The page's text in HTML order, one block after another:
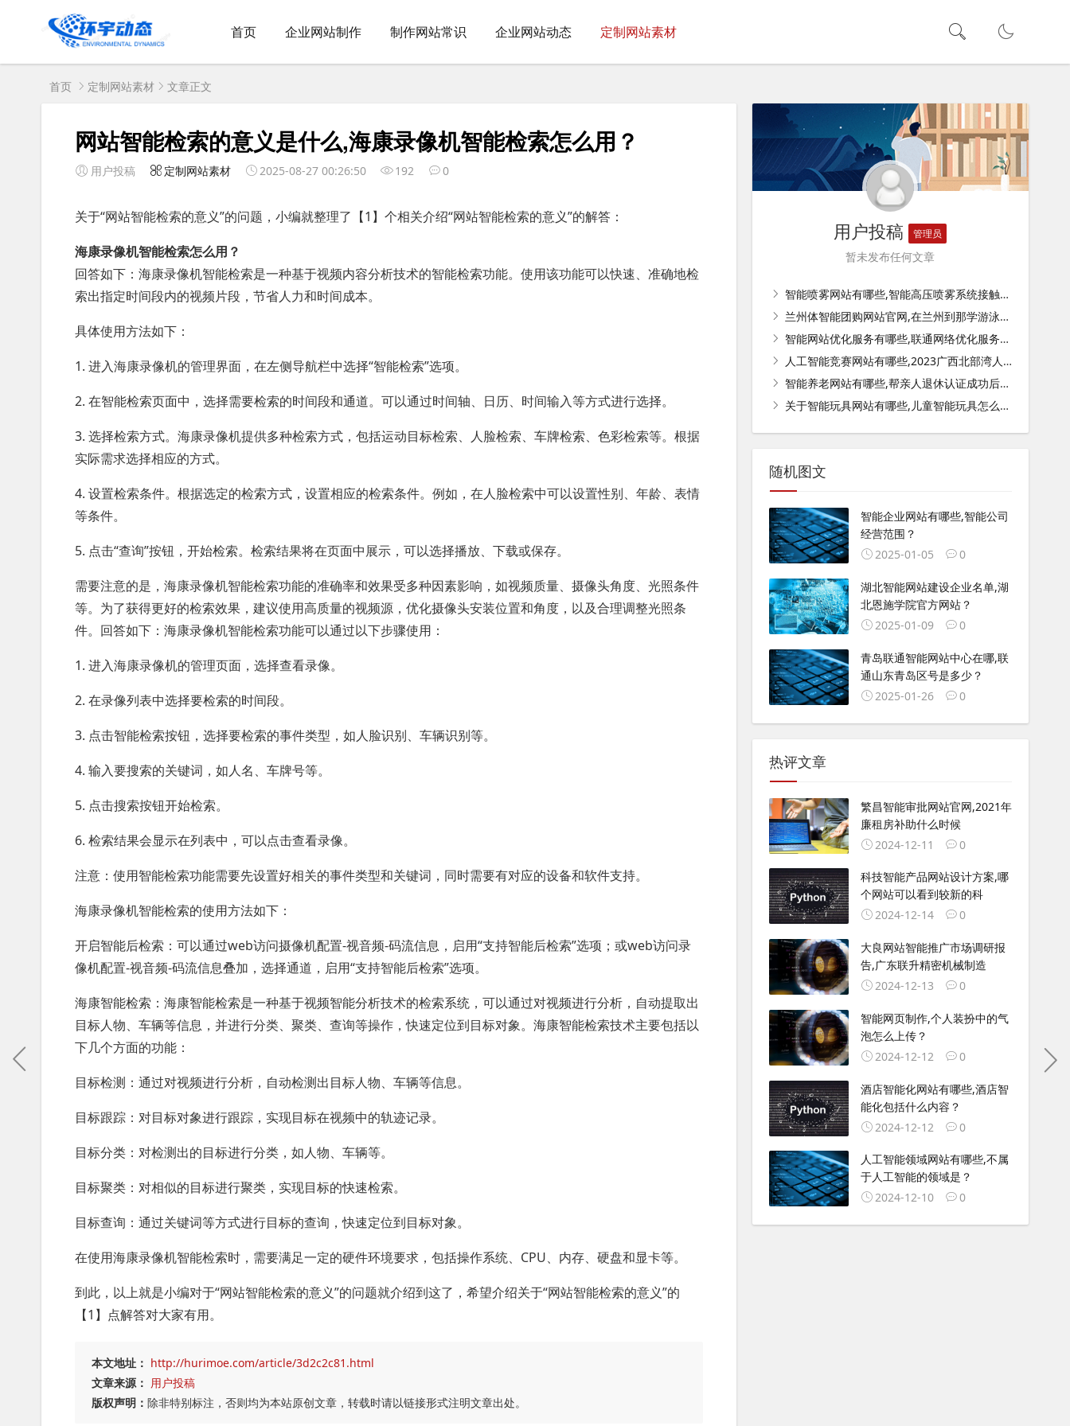
首页 企业网站制作 制作网站常识 企业网站动态 定制网站素材
首页 定制网站素材 文章正文
网站智能检索的意义是什么,海康录像机智能检索怎么用？
用户投稿 定制网站素材 2025-08-27 00:26:50 192 0
关于“网站智能检索的意义”的问题，小编就整理了【1】个相关介绍“网站智能检索的意义”的解答：
海康录像机智能检索怎么用？
回答如下：海康录像机智能检索是一种基于视频内容分析技术的智能检索功能。使用该功能可以快速、准确地检
索出指定时间段内的视频片段，节省人力和时间成本。
具体使用方法如下：
1. 进入海康录像机的管理界面，在左侧导航栏中选择“智能检索”选项。
2. 在智能检索页面中，选择需要检索的时间段和通道。可以通过时间轴、日历、时间输入等方式进行选择。
3. 选择检索方式。海康录像机提供多种检索方式，包括运动目标检索、人脸检索、车牌检索、色彩检索等。根据
实际需求选择相应的方式。
4. 设置检索条件。根据选定的检索方式，设置相应的检索条件。例如，在人脸检索中可以设置性别、年龄、表情
等条件。
5. 点击“查询”按钮，开始检索。检索结果将在页面中展示，可以选择播放、下载或保存。
需要注意的是，海康录像机智能检索功能的准确率和效果受多种因素影响，如视频质量、摄像头角度、光照条件
等。为了获得更好的检索效果，建议使用高质量的视频源，优化摄像头安装位置和角度，以及合理调整光照条
件。回答如下：海康录像机智能检索功能可以通过以下步骤使用：
1. 进入海康录像机的管理页面，选择查看录像。
2. 在录像列表中选择要检索的时间段。
3. 点击智能检索按钮，选择要检索的事件类型，如人脸识别、车辆识别等。
4. 输入要搜索的关键词，如人名、车牌号等。
5. 点击搜索按钮开始检索。
6. 检索结果会显示在列表中，可以点击查看录像。
注意：使用智能检索功能需要先设置好相关的事件类型和关键词，同时需要有对应的设备和软件支持。
海康录像机智能检索的使用方法如下：
开启智能后检索：可以通过web访问摄像机配置-视音频-码流信息，启用“支持智能后检索”选项；或web访问录
像机配置-视音频-码流信息叠加，选择通道，启用“支持智能后检索”选项。
海康智能检索：海康智能检索是一种基于视频智能分析技术的检索系统，可以通过对视频进行分析，自动提取出
目标人物、车辆等信息，并进行分类、聚类、查询等操作，快速定位到目标对象。海康智能检索技术主要包括以
下几个方面的功能：
目标检测：通过对视频进行分析，自动检测出目标人物、车辆等信息。
目标跟踪：对目标对象进行跟踪，实现目标在视频中的轨迹记录。
目标分类：对检测出的目标进行分类，如人物、车辆等。
目标聚类：对相似的目标进行聚类，实现目标的快速检索。
目标查询：通过关键词等方式进行目标的查询，快速定位到目标对象。
在使用海康录像机智能检索时，需要满足一定的硬件环境要求，包括操作系统、CPU、内存、硬盘和显卡等。
到此，以上就是小编对于“网站智能检索的意义”的问题就介绍到这了，希望介绍关于“网站智能检索的意义”的
【1】点解答对大家有用。
本文地址： http://hurimoe.com/article/3d2c2c81.html
文章来源： 用户投稿
版权声明： 除非特别标注，否则均为本站原创文章，转载时请以链接形式注明文章出处。
用户投稿 管理员
暂未发布任何文章
智能喷雾网站有哪些,智能高压喷雾系统接触器怎么接线？
兰州体智能团购网站官网,在兰州到那学游泳好？
智能网站优化服务有哪些,联通网络优化服务是什么？
人工智能竞赛网站有哪些,2023广西北部湾人工智能教育大赛无人机出结果了吗？
智能养老网站有哪些,帮亲人退休认证成功后怎样查询一下？
关于智能玩具网站有哪些,儿童智能玩具怎么配网？
随机图文
智能企业网站有哪些,智能公司
经营范围？
2025-01-05
0
湖北智能网站建设企业名单,湖
北恩施学院官方网站？
2025-01-09
0
青岛联通智能网站中心在哪,联
通山东青岛区号是多少？
2025-01-26
0
热评文章
繁昌智能审批网站官网,2021年
廉租房补助什么时候
2024-12-11
0
科技智能产品网站设计方案,哪
个网站可以看到较新的科
2024-12-14
0
大良网站智能推广市场调研报
告,广东联升精密机械制造
2024-12-13
0
智能网页制作,个人装扮中的气
泡怎么上传？
2024-12-12
0
酒店智能化网站有哪些,酒店智
能化包括什么内容？
2024-12-12
0
人工智能领域网站有哪些,不属
于人工智能的领域是？
2024-12-10
0